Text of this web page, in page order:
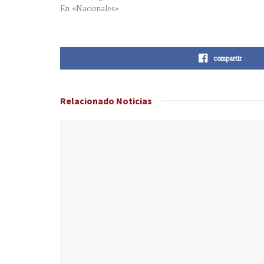
En «Nacionales»
compartir
Relacionado Noticias